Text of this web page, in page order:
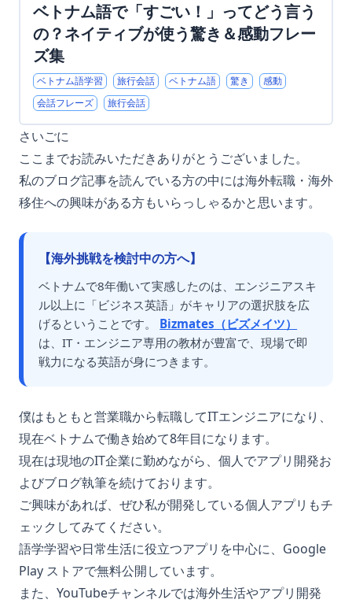
ベトナム語で「すごい！」ってどう言う
の？ネイティブが使う驚き＆感動フレー
ズ集
ベトナム語学習 旅行会話 ベトナム語 驚き
感動
会話フレーズ
旅行会話
さいごに
ここまでお読みいただきありがとうございました。
私のブログ記事を読んでいる方の中には海外転職・海外
移住への興味がある方もいらっしゃるかと思います。
【海外挑戦を検討中の方へ】
ベトナムで8年働いて実感したのは、エンジニアスキ
ル以上に「ビジネス英語」がキャリアの選択肢を広
げるということです。 Bizmates（ビズメイツ）
は、IT・エンジニア専用の教材が豊富で、現場で即
戦力になる英語が身につきます。
僕はもともと営業職から転職してITエンジニアになり、
現在ベトナムで働き始めて8年目になります。
現在は現地のIT企業に勤めながら、個人でアプリ開発お
よびブログ執筆を続けております。
ご興味があれば、ぜひ私が開発している個人アプリもチ
ェックしてみてください。
語学学習や日常生活に役立つアプリを中心に、Google
Play ストアで無料公開しています。
また、YouTubeチャンネルでは海外生活やアプリ開発